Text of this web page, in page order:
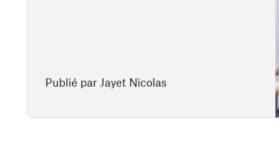
Publié par Jayet Nicolas